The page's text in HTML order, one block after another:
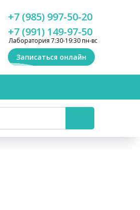
Лаборатория 7:30-19:30 пн-вс
+7 (991) 149-97-50
+7 (985) 997-50-20
Записаться онлайн